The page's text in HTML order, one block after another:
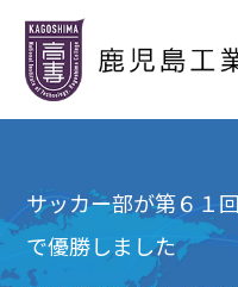
サッカー部が第６１
で優勝しました